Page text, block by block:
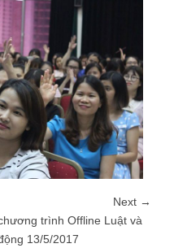
Next →
trình Offline Luật và
13/5/2017